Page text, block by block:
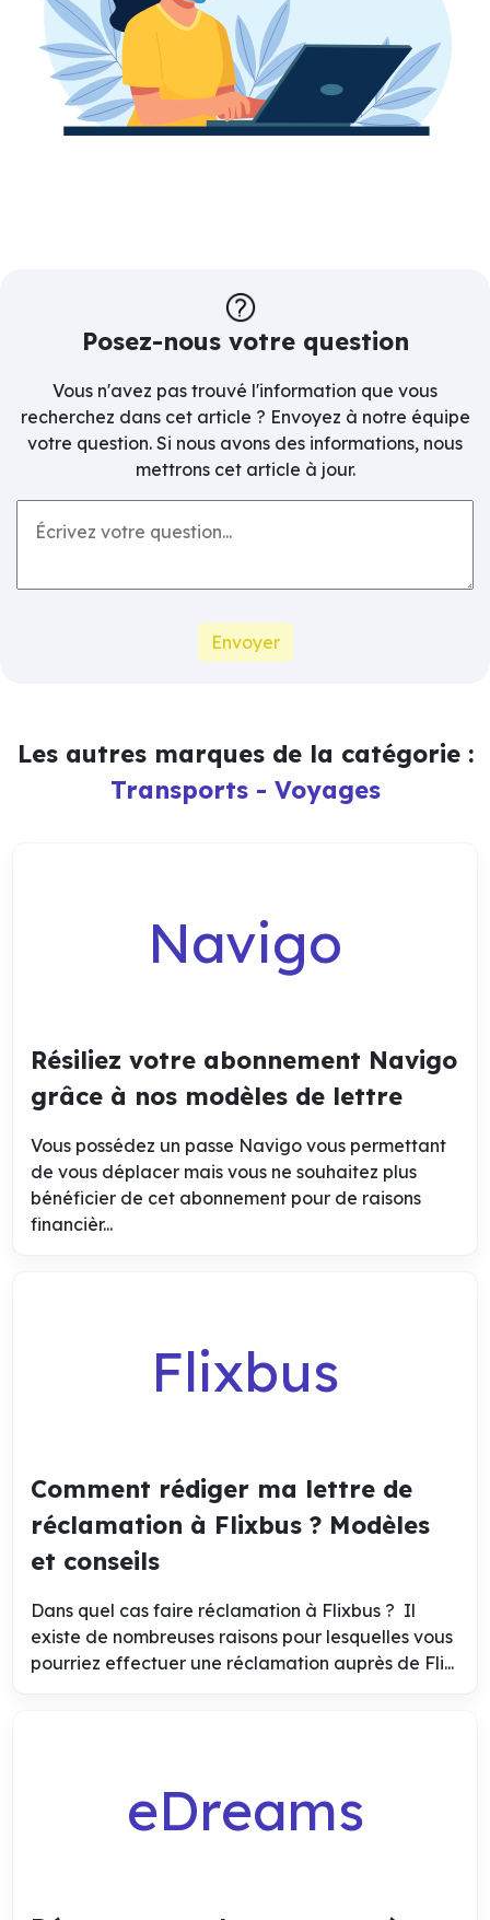
Posez-nous votre question
Vous n'avez pas trouvé l'information que vous
recherchez dans cet article ? Envoyez à notre équipe
votre question. Si nous avons des informations, nous
mettrons cet article à jour.
Les autres marques de la catégorie :
Transports - Voyages
Navigo
Résiliez votre abonnement Navigo
grâce à nos modèles de lettre
Vous possédez un passe Navigo vous permettant
de vous déplacer mais vous ne souhaitez plus
bénéficier de cet abonnement pour de raisons
financièr...
Flixbus
Comment rédiger ma lettre de
réclamation à Flixbus ? Modèles
et conseils
Dans quel cas faire réclamation à Flixbus ? Il
existe de nombreuses raisons pour lesquelles vous
pourriez effectuer une réclamation auprès de Fli...
eDreams